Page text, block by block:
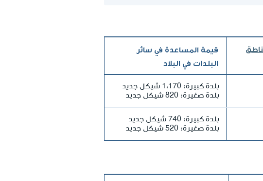
قيمة المساعدة في سائر
البلدات في البلاد
بلدة كبيرة: 1،170 شيكل جديد
بلدة صغيرة: 820 شيكل جديد
بلدة كبيرة: 740 شيكل جديد
بلدة صغيرة: 520 شيكل جديد